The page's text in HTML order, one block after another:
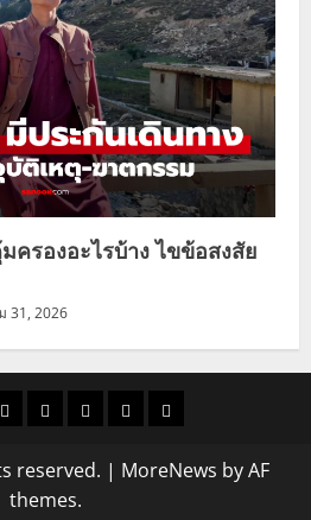
ครองอะไรบ้าง ไขข้อสงสัย
31, 2026
ข่าว
นี้
ข่าว
ดูด
ที่
ผู้ชาย
reserved. | MoreNews by AF
themes.